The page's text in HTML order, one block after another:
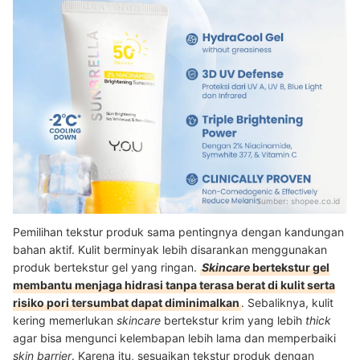
Sumber: shopee.co.id
Pemilihan tekstur produk sama pentingnya dengan kandungan
bahan aktif. Kulit berminyak lebih disarankan menggunakan
produk bertekstur gel yang ringan. Skincarebertekstur gel
membantu menjaga hidrasi tanpa terasa berat di kulit serta
risiko pori tersumbat dapat diminimalkan. Sebaliknya, kulit
kering memerlukan skincare bertekstur krim yang lebih thick
agar bisa mengunci kelembapan lebih lama dan memperbaiki
skin barrier. Karena itu, sesuaikan tekstur produk dengan